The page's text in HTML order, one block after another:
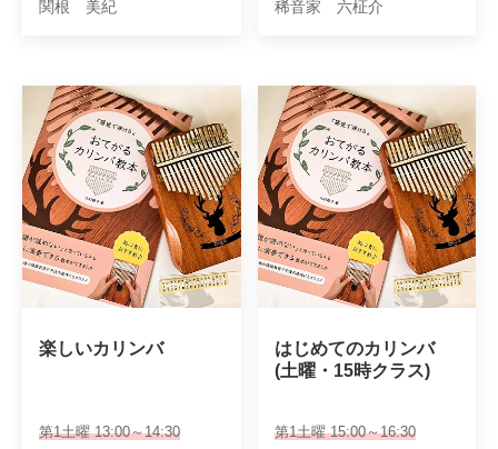
関根 美紀 稀音家 六柾介
楽しいカリンバ
第1土曜 13:00～14:30
はじめてのカリンバ
(土曜・15時クラス)
第1土曜 15:00～16:30